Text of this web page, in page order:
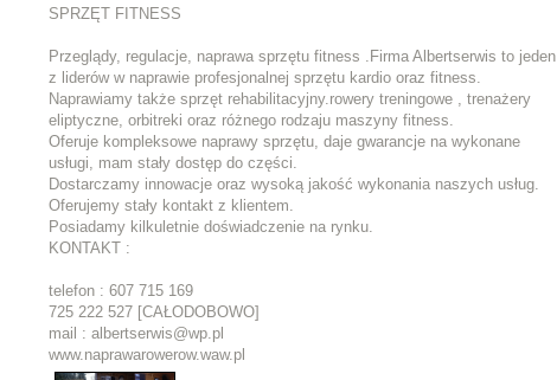
SPRZĘT FITNESS
Przeglądy, regulacje, naprawa sprzętu fitness .Firma Albertserwis to jeden
z liderów w naprawie profesjonalnej sprzętu kardio oraz fitness.
Naprawiamy także sprzęt rehabilitacyjny.rowery treningowe , trenażery
eliptyczne, orbitreki oraz różnego rodzaju maszyny fitness.
Oferuje kompleksowe naprawy sprzętu, daje gwarancje na wykonane
usługi, mam stały dostęp do części.
Dostarczamy innowacje oraz wysoką jakość wykonania naszych usług.
Oferujemy stały kontakt z klientem.
Posiadamy kilkuletnie doświadczenie na rynku.
KONTAKT :
telefon : 607 715 169
725 222 527 [CAŁODOBOWO]
mail : albertserwis@wp.pl
www.naprawarowerow.waw.pl